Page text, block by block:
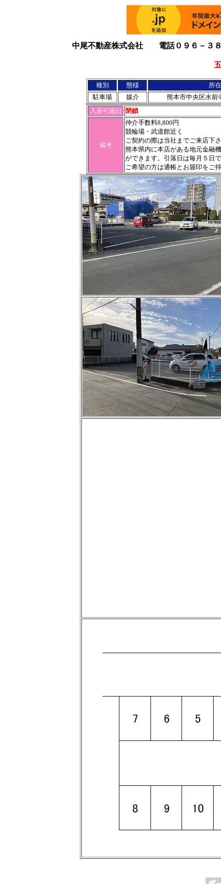
中尾不動産株式会社 電話０９６－３
種別 態様
所
駐車場
媒介
熊本市中央区水前
入居可能日
閉鎖
備考
仲介手数料8,800円
競輪場・武道館近く
ご契約の際は当社までご来店下
熊本県内に本店がある地元金融
ができます。引落日は毎月５日
ご希望の方は通帳とお届印をご